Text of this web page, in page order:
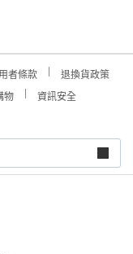
者條款
退換貨政策
物
資訊安全